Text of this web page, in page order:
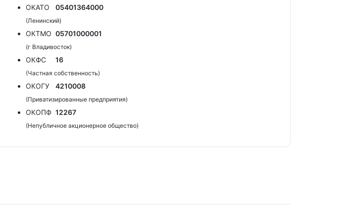
ОКАТО
05401364000
(Ленинский)
ОКТМО 05701000001
(г Владивосток)
ОКФС 16
(Частная собственность)
ОКОГУ 4210008
(Приватизированные предприятия)
ОКОПФ 12267
(Непубличное акционерное общество)